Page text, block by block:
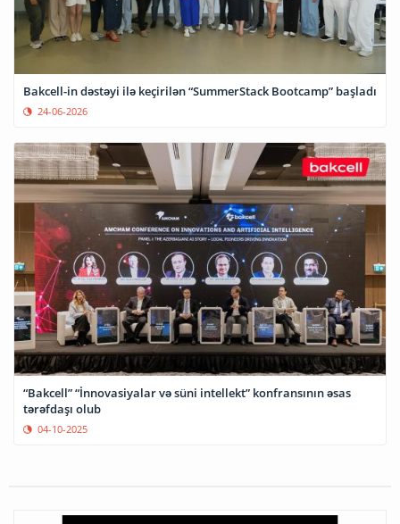
Bakcell-in dəstəyi ilə keçirilən “SummerStack Bootcamp” başladı
24-06-2026
“Bakcell” “İnnovasiyalar və süni intellekt” konfransının əsas
tərəfdaşı olub
04-10-2025